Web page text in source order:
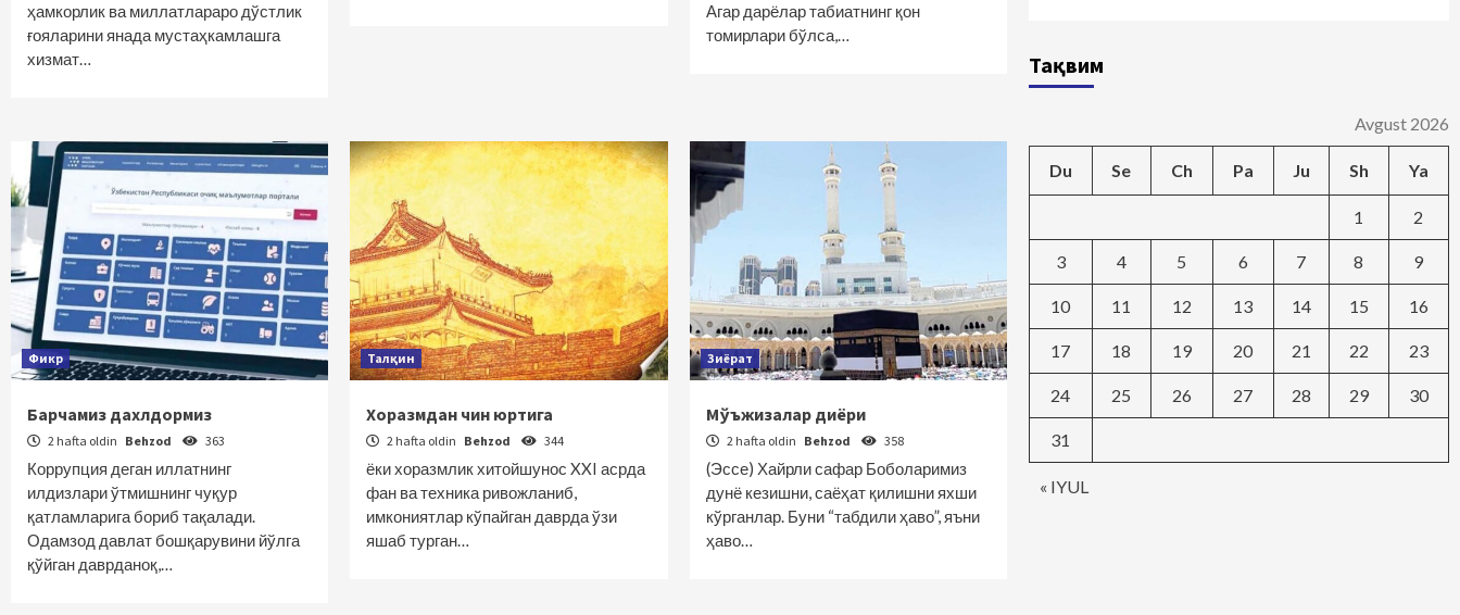
ҳамкорлик ва миллатлараро дўстлик
ғояларини янада мустаҳкамлашга
хизмат…
Агар дарёлар табиатнинг қон
томирлари бўлса,…
Фикр
Барчамиз дахлдормиз
2 hafta oldin Behzod 363
Коррупция деган иллатнинг
илдизлари ўтмишнинг чуқур
қатламларига бориб тақалади.
Одамзод давлат бошқарувини йўлга
қўйган даврданоқ,…
Талқин
Хоразмдан чин юртига
2 hafta oldin Behzod 344
ёки хоразмлик хитойшунос XXI асрда
фан ва техника ривожланиб,
имкониятлар кўпайган даврда ўзи
яшаб турган…
Зиёрат
Мўъжизалар диёри
2 hafta oldin Behzod 358
(Эссе) Хайрли сафар Боболаримиз
дунё кезишни, саёҳат қилишни яхши
кўрганлар. Буни “табдили ҳаво”, яъни
ҳаво…
Тақвим
Avgust 2026
Du Se Ch Pa Ju Sh Ya
« IYUL
1 2
3 4 5 6 7 8 9
10 11 12 13 14 15 16
17 18 19 20 21 22 23
24 25 26 27 28 29 30
31